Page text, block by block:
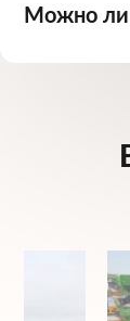
Можно ли